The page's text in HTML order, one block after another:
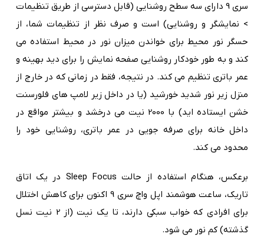
سری 9 دارای سه سطح روشنایی (قابل دسترسی از طریق تنظیمات
> نمایشگر و روشنایی) است و صرف نظر از تنظیمات شما، از
حسگر نور محیط برای خواندن میزان نور در محیط استفاده می
کند و به طور خودکار روشنایی صفحه نمایش را برای دید بهینه و
عمر باتری تنظیم می کند. در نتیجه، فقط در زمانی که در خارج از
منزل زیر نور شدید خورشید (یا در داخل زیر لامپ های فلورسنت
خشن ایستاده اید) با 2000 نیت می درخشد و بیشتر مواقع در
داخل خانه برای صرفه جویی در عمر باتری، روشنایی خود را
محدود می کند.
برعکس، هنگام استفاده از حالت Sleep Focus در یک اتاق
تاریک، ساعت هوشمند اپل واچ سری 9 اکنون برای کاهش اختلال
برای افرادی که خواب سبکی دارند، تا یک نیت (از 2 نیت نسل
گذشته) کم نور می شود.